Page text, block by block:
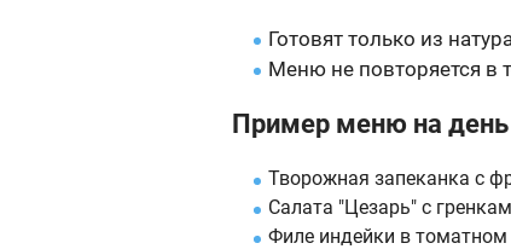
Готовят только из
Меню не повторяется в
Пример меню на день
Творожная запеканка с
Салата "Цезарь" с
Филе индейки в томатном